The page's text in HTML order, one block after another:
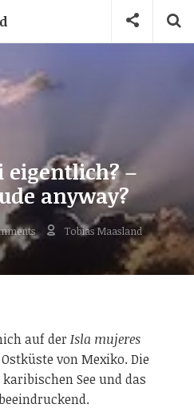
eigentlich? –
anyway?
Tobias Maasland
auf derIsla mujeres
von Mexiko. Die
See und das